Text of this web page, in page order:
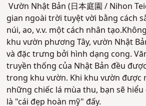
Vườn Nhật Bản (日本庭園 / Nihon
gian ngoài trời tuyệt vời bằng cách
núi, ao, v.v. một cách nhân
khu vườn phương Tây, vườn Nhật
và đặc trưng bởi hình dạng cong.
truyền thống của Nhật Bản đều
trong khu vườn. Khi khu vườn được
những chiếc lá mùa thu, bạn sẽ
là "cái đẹp hoàn mỹ" đấy.